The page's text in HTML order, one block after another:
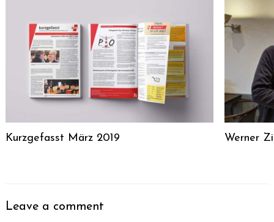
Kurzgefasst März 2019 Werner
Leave a comment